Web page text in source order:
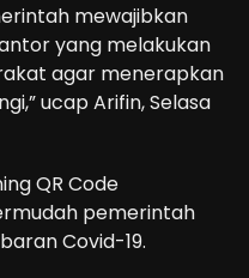
mewajibkan
yang melakukan
agar menerapkan
ucap Arifin, Selasa
QR Code
pemerintah
Covid-19.